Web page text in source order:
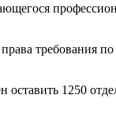
требования
оставить 1250